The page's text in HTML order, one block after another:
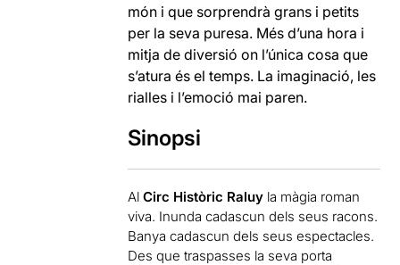
món i que sorprendrà grans i petits
per la seva puresa. Més d’una hora i
mitja de diversió on l’única cosa que
s’atura és el temps. La imaginació, les
rialles i l’emoció mai paren.
Sinopsi
AlCirc Històric Raluy la màgia roman
viva. Inunda cadascun dels seus racons.
Banya cadascun dels seus espectacles.
Des que traspasses la seva porta